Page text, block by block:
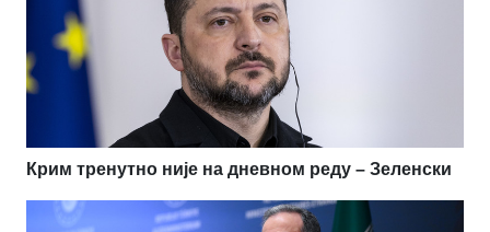
Крим тренутно није на дневном реду – Зеленски